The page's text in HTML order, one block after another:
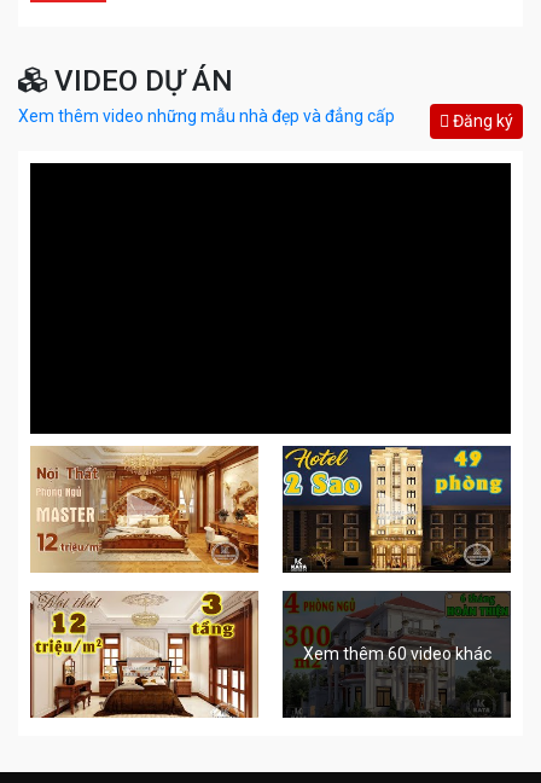
VIDEO DỰ ÁN
Xem thêm video những mẫu nhà đẹp và đẳng cấp Đăng ký
Xem thêm 60 video khác